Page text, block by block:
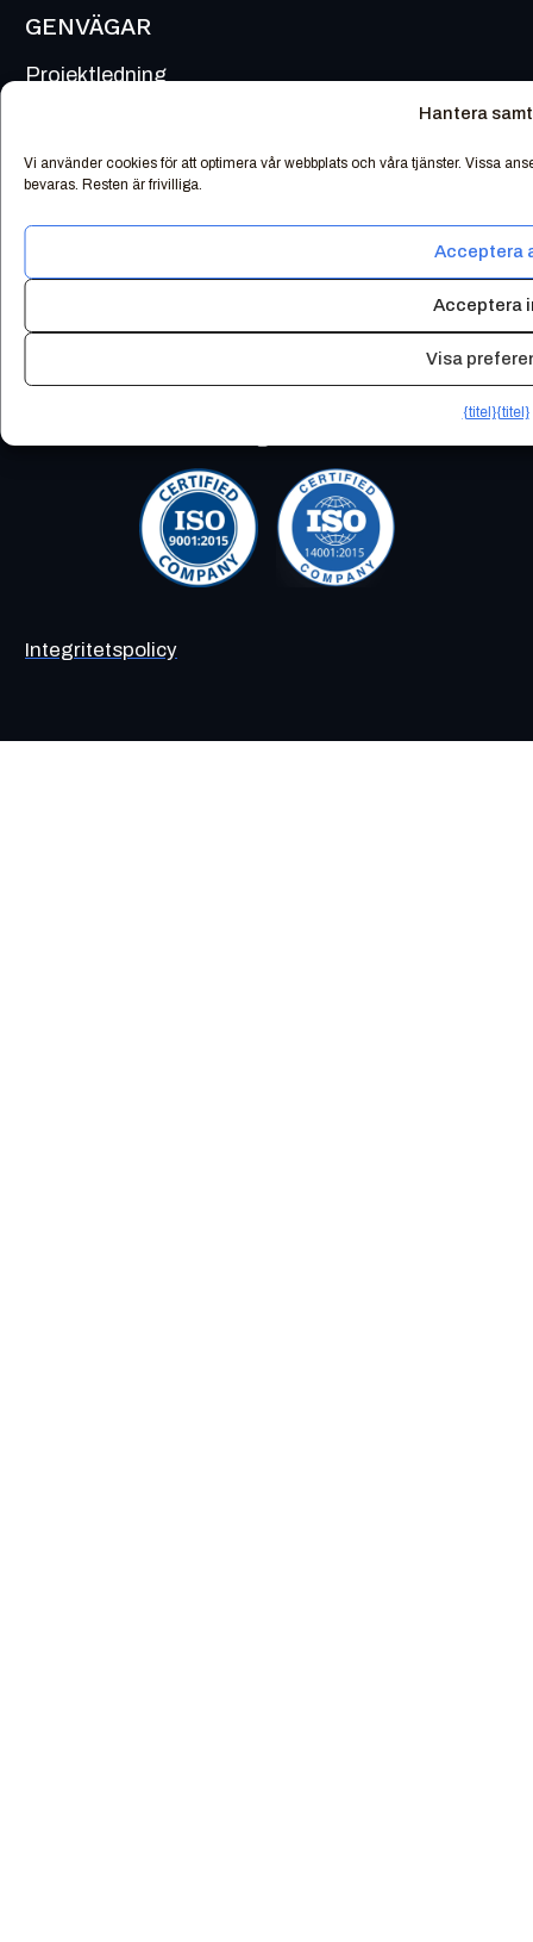
Hantera
Vi använder cookies för att optimera vår webbplats och våra tjänster. Vissa
bevaras. Resten är frivilliga.
Acceptera
Acceptera
Visa
{titel}{titel}
GENVÄGAR
Projektledning
Avvikelser och incidentrapportering
Sveiselogger
Dokumenthantering
Integritetspolicy